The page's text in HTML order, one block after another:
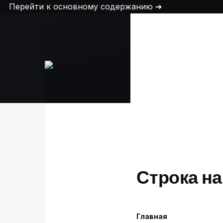
Перейти к основному содержанию
Строка
Главная